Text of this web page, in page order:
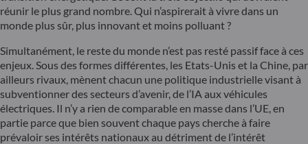
réunir le plus grand nombre. Qui n’aspirerait à vivre dans un
monde plus sûr, plus innovant et moins polluant ?
Simultanément, le reste du monde n’est pas resté passif face à ces
enjeux. Sous des formes différentes, les Etats-Unis et la Chine, par
ailleurs rivaux, mènent chacun une politique industrielle visant à
subventionner des secteurs d’avenir, de l’IA aux véhicules
électriques. Il n’y a rien de comparable en masse dans l’UE, en
partie parce que bien souvent chaque pays cherche à faire
prévaloir ses intérêts nationaux au détriment de l’intérêt